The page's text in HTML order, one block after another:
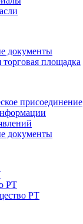
документы
площадка
присоединение
документы
РТ
РТ